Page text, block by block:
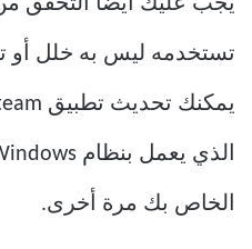
تستخدمه ليس به خلل أو
الخاص بك مرة أخرى.